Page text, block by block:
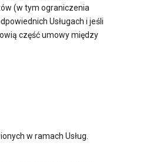
(w tym ograniczenia
Usługach i jeśli
część umowy między
w ramach Usług.